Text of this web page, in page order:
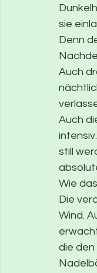
sie
Denn
Auch
Auch
still
Wie
Die
Wind.
die den